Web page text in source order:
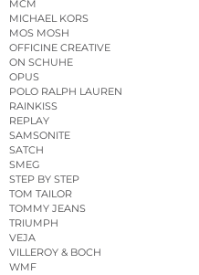
MCM
MICHAEL KORS
MOS MOSH
OFFICINE CREATIVE
ON SCHUHE
OPUS
POLO RALPH LAUREN
RAINKISS
REPLAY
SAMSONITE
SATCH
SMEG
STEP BY STEP
TOM TAILOR
TOMMY JEANS
TRIUMPH
VEJA
VILLEROY & BOCH
WMF